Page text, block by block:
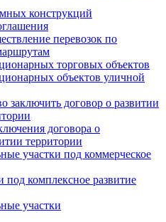
конструкций
перевозок по
торговых объектов
объектов уличной
заключить договор о развитии
договора о
территории
участки под коммерческое
под комплексное развитие
участки